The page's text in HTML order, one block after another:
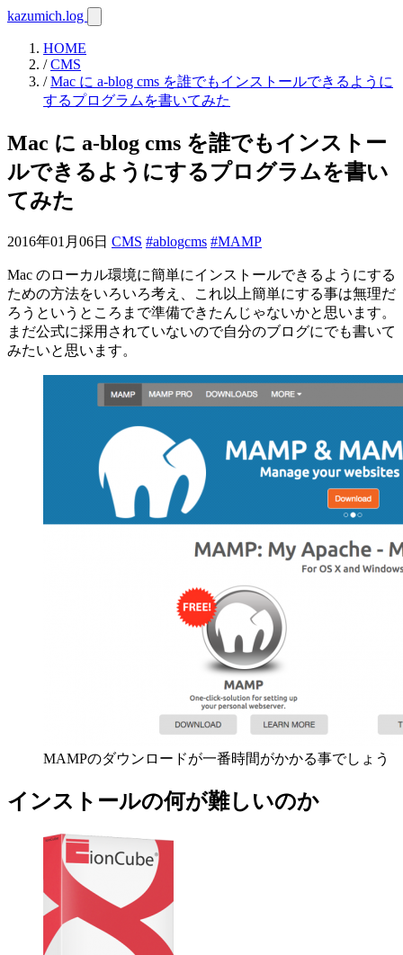
kazumich.log
HOME
/CMS
/Mac に a-blog cms を誰でもインストールできるように
するプログラムを書いてみた
Mac に a-blog cms を誰でもインストー
ルできるようにするプログラムを書い
てみた
2016年01月06日 CMS #ablogcms #MAMP
Mac のローカル環境に簡単にインストールできるようにする
ための方法をいろいろ考え、これ以上簡単にする事は無理だ
ろうというところまで準備できたんじゃないかと思います。
まだ公式に採用されていないので自分のブログにでも書いて
みたいと思います。
MAMPのダウンロードが一番時間がかかる事でしょう
インストールの何が難しいのか